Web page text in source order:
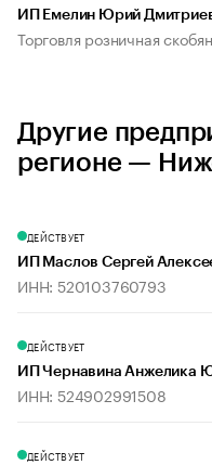
ИП Емелин Юрий
Торговля розничная
Другие
регионе —
ДЕЙСТВУЕТ
ИП Маслов Сергей
ИНН: 520103760793
ДЕЙСТВУЕТ
ИП Чернавина Анжелика
ИНН: 524902991508
ДЕЙСТВУЕТ